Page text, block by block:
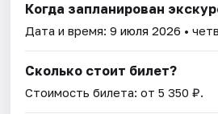
Когда запланирован
Дата и время:9 июля 2026 •
Сколько стоит билет?
Стоимость билета: от 5 350 ₽.